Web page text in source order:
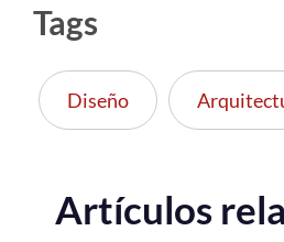
Tags
Diseño
Artículos